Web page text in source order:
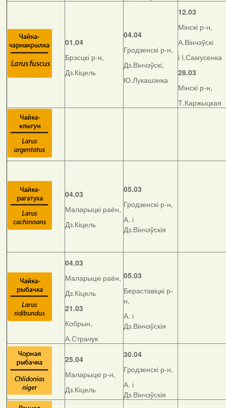
01.04
Брэсцкі р-н,
Дз.Кіцель
04.04
Гродзенскі р-н,
Дз.Вінчэўскі,
Ю.Лукашэнка
12.03
Мінскі р-н,
А.Вінчэўскі
і І.Самусенка
28.03
Мінскі р-н,
Т.Каржыцкая
04.03
Маларыцкі раён,
Дз.Кіцель
05.03
Гродзенскі р-н,
А. і
Дз.Вінчэўскія
04.03
Маларыцкі раён,
Дз.Кіцель
21.03
Кобрын,
А.Страчук
05.03
Бераставіцкі р-
н,
А. і
Дз.Вінчэўскія
25.04
Маларыцкі р-н,
Дз.Кіцель
30.04
Гродзенскі р-н,
А. і
Дз.Вінчэўскія